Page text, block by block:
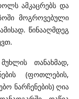
ამკაცრებს და
მოგროვებული
წინააღმდეგ
თანახმად,
(ფოთლების,
ნარჩენების) ღია